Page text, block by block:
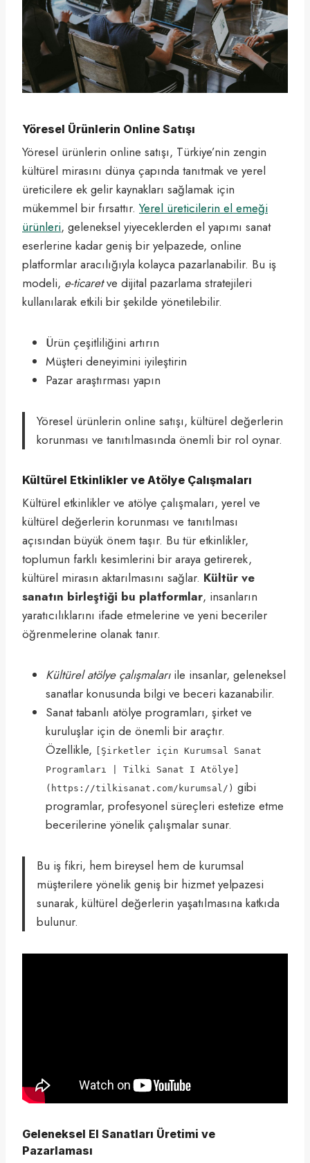
Yöresel Ürünlerin Online Satışı
Yöresel ürünlerin online satışı, Türkiye’nin zengin
kültürel mirasını dünya çapında tanıtmak ve yerel
üreticilere ek gelir kaynakları sağlamak için
mükemmel bir fırsattır. Yerel üreticilerin el emeği
ürünleri, geleneksel yiyeceklerden el yapımı sanat
eserlerine kadar geniş bir yelpazede, online
platformlar aracılığıyla kolayca pazarlanabilir. Bu iş
modeli, e-ticaretve dijital pazarlama stratejileri
kullanılarak etkili bir şekilde yönetilebilir.
Ürün çeşitliliğini artırın
Müşteri deneyimini iyileştirin
Pazar araştırması yapın
Yöresel ürünlerin online satışı, kültürel değerlerin
korunması ve tanıtılmasında önemli bir rol oynar.
Kültürel Etkinlikler ve Atölye Çalışmaları
Kültürel etkinlikler ve atölye çalışmaları, yerel ve
kültürel değerlerin korunması ve tanıtılması
açısından büyük önem taşır. Bu tür etkinlikler,
toplumun farklı kesimlerini bir araya getirerek,
kültürel mirasın aktarılmasını sağlar. Kültür ve
sanatın birleştiği bu platformlar, insanların
yaratıcılıklarını ifade etmelerine ve yeni beceriler
öğrenmelerine olanak tanır.
Kültürel atölye çalışmalarıile insanlar, geleneksel
sanatlar konusunda bilgi ve beceri kazanabilir.
Sanat tabanlı atölye programları, şirket ve
kuruluşlar için de önemli bir araçtır.
Özellikle,
[Şirketler için Kurumsal Sanat
Programları | Tilki Sanat I Atölye]
(https://tilkisanat.com/kurumsal/) gibi
programlar, profesyonel süreçleri estetize etme
becerilerine yönelik çalışmalar sunar.
Bu iş fikri, hem bireysel hem de kurumsal
müşterilere yönelik geniş bir hizmet yelpazesi
sunarak, kültürel değerlerin yaşatılmasına katkıda
bulunur.
Geleneksel El Sanatları Üretimi ve
Pazarlaması